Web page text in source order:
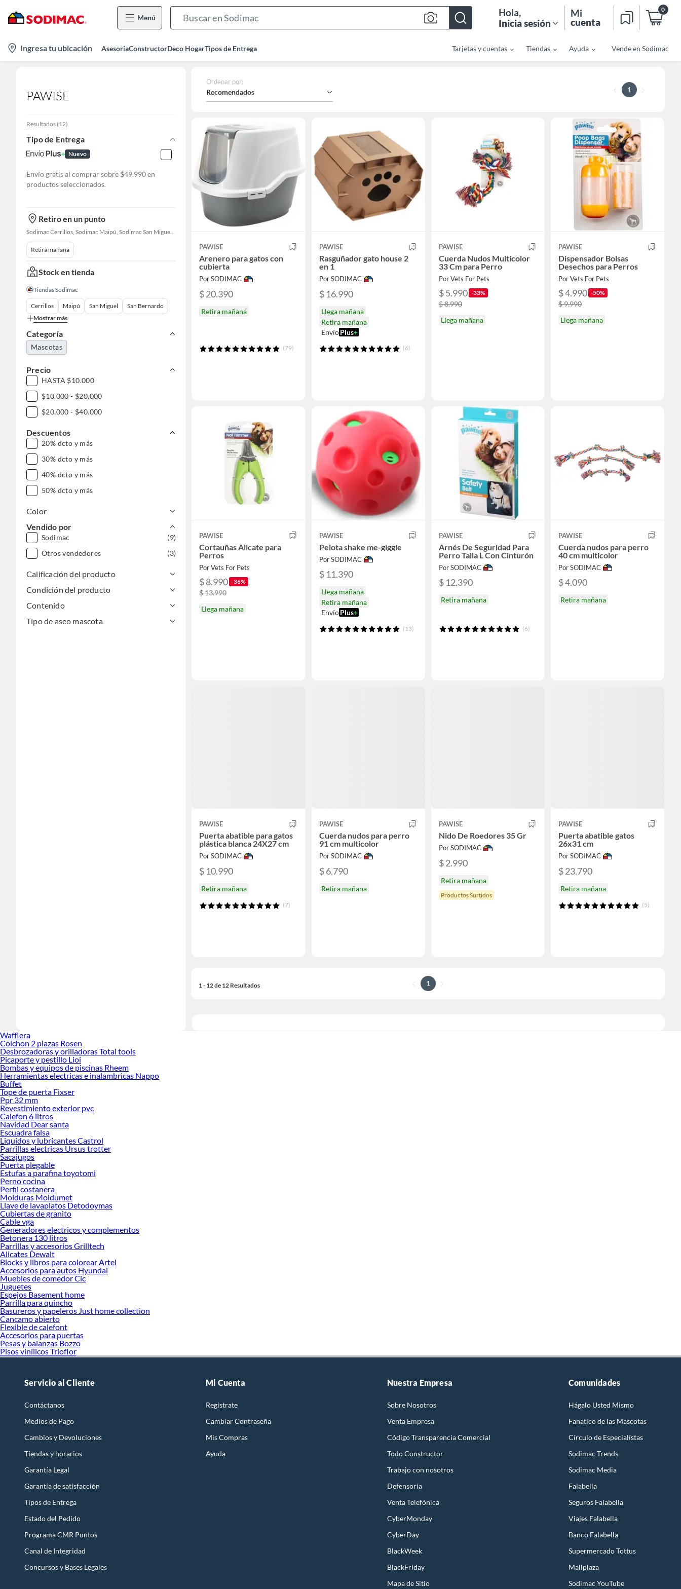
Menú
Bar
Hola,
Inicia sesión
Mi
cuenta
0
location-
icon
Ingresa tu ubicación AsesoríaConstructorDeco HogarTipos de Entrega Tarjetas y cuentas Tiendas Ayuda Vende en Sodimac
PAWISE
Resultados (12)
Tipo de Entrega
Nuevo
Envío gratis al comprar sobre $49.990 en
productos seleccionados.
Retiro en un punto
Sodimac Cerrillos, Sodimac Maipú, Sodimac San Miguel, Sodimac San Bernardo, Sodimac San Fernando
Retira mañana
Stock en tienda
Tiendas Sodimac
Cerrillos Maipú San Miguel
San Bernardo
Mostrar más
Categoría
Mascotas
Precio
HASTA $10.000
$10.000 - $20.000
$20.000 - $40.000
Descuentos
20% dcto y más
30% dcto y más
40% dcto y más
50% dcto y más
Color
Vendido por
Sodimac
(9)
Otros vendedores
(3)
Calificación del producto
Condición del producto
Contenido
Tipo de aseo mascota
Ordenar por:
Recomendados 1
PAWISE
Arenero para gatos con
cubierta
Por SODIMAC
$ 20.390
Retira mañana
(79)
PAWISE
Rasguñador gato house 2
en 1
Por SODIMAC
$ 16.990
Llega mañana
Retira mañana
Envío Plus+
(6)
PAWISE
Cuerda Nudos Multicolor
33 Cm para Perro
Por Vets For Pets
$ 5.990 -33%
$ 8.990
Llega mañana
PAWISE
Dispensador Bolsas
Desechos para Perros
Por Vets For Pets
$ 4.990 -50%
$ 9.990
Llega mañana
PAWISE
Cortauñas Alicate para
Perros
Por Vets For Pets
$ 8.990 -36%
$ 13.990
Llega mañana
PAWISE
Pelota shake me-giggle
Por SODIMAC
$ 11.390
Llega mañana
Retira mañana
Envío Plus+
(13)
PAWISE
Arnés De Seguridad Para
Perro Talla L Con Cinturón
Por SODIMAC
$ 12.390
Retira mañana
(6)
PAWISE
Cuerda nudos para perro
40 cm multicolor
Por SODIMAC
$ 4.090
Retira mañana
PAWISE
Puerta abatible para gatos
plástica blanca 24X27 cm
Por SODIMAC
$ 10.990
Retira mañana
(7)
PAWISE
Cuerda nudos para perro
91 cm multicolor
Por SODIMAC
$ 6.790
Retira mañana
PAWISE
Nido De Roedores 35 Gr
Por SODIMAC
$ 2.990
Retira mañana
Productos Surtidos
PAWISE
Puerta abatible gatos
26x31 cm
Por SODIMAC
$ 23.790
Retira mañana
(5)
1 - 12 de 12 Resultados 1
Wafflera
Colchon 2 plazas Rosen
Desbrozadoras y orilladoras Total tools
Picaporte y pestillo Lioi
Bombas y equipos de piscinas Rheem
Herramientas electricas e inalambricas Nappo
Buffet
Tope de puerta Fixser
Ppr 32 mm
Revestimiento exterior pvc
Calefon 6 litros
Navidad Dear santa
Escuadra falsa
Liquidos y lubricantes Castrol
Parrillas electricas Ursus trotter
Sacajugos
Puerta plegable
Estufas a parafina toyotomi
Perno cocina
Perfil costanera
Molduras Moldumet
Llave de lavaplatos Detodoymas
Cubiertas de granito
Cable vga
Generadores electricos y complementos
Betonera 130 litros
Parrillas y accesorios Grilltech
Alicates Dewalt
Blocks y libros para colorear Artel
Accesorios para autos Hyundai
Muebles de comedor Cic
Juguetes
Espejos Basement home
Parrilla para quincho
Basureros y papeleros Just home collection
Cancamo abierto
Flexible de calefont
Accesorios para puertas
Pesas y balanzas Bozzo
Pisos vinilicos Trioflor
Servicio al Cliente
Contáctanos
Medios de Pago
Cambios y Devoluciones
Tiendas y horarios
Garantía Legal
Garantía de satisfacción
Tipos de Entrega
Estado del Pedido
Programa CMR Puntos
Canal de Integridad
Concursos y Bases Legales
Mi Cuenta
Registrate
Cambiar Contraseña
Mis Compras
Ayuda
Nuestra Empresa
Sobre Nosotros
Venta Empresa
Código Transparencia Comercial
Todo Constructor
Trabajo con nosotros
Defensoría
Venta Telefónica
CyberMonday
CyberDay
BlackWeek
BlackFriday
Mapa de Sitio
Comunidades
Hágalo Usted Mismo
Fanatico de las Mascotas
Círculo de Especialístas
Sodimac Trends
Sodimac Media
Falabella
Seguros Falabella
Viajes Falabella
Banco Falabella
Supermercado Tottus
Mallplaza
Sodimac YouTube